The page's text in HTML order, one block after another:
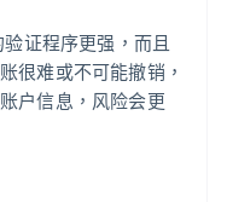
证程序更强，而且
很难或不可能撤销，
户信息，风险会更